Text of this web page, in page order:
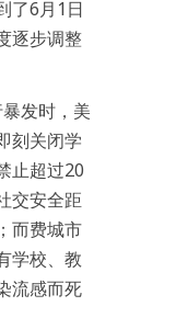
了6月1日
逐步调整
发时，美
刻关闭学
止超过20
交安全距
而费城市
学校、教
流感而死